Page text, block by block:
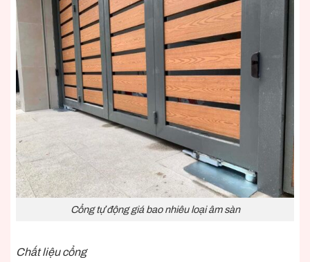
Cổng tự động giá bao nhiêu loại âm sàn
Chất liệu cổng